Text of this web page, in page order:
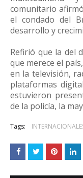
comunitario
el condado del
desarrollo y
Refirió que la del
que merece el
en la televisión,
plataformas
estuvieron
de la policía, la
Tags: